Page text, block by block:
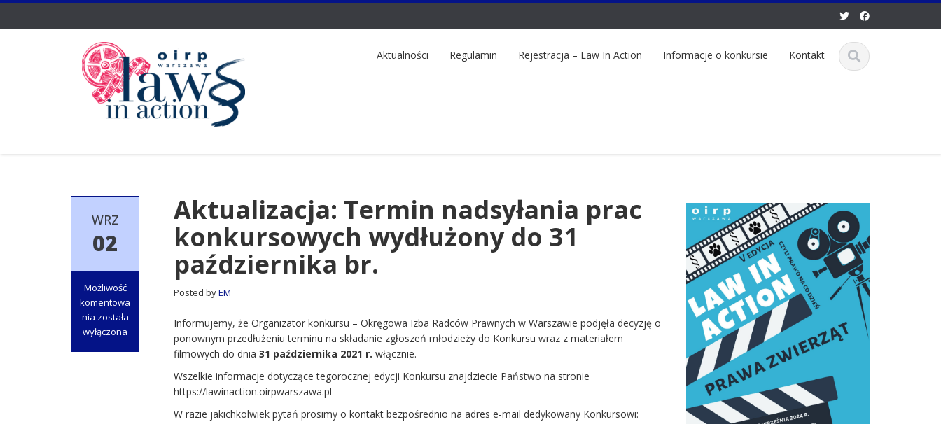
Aktualności Regulamin Rejestracja – Law In Action Informacje o konkursie Kontakt
WRZ
02
Możliwość
komentowa
nia
Aktualizacja:
została
wyłączona
Aktualizacja: Termin nadsyłania prac
konkursowych wydłużony do 31
października br.
Posted byEM
Informujemy, że Organizator konkursu – Okręgowa Izba Radców Prawnych w Warszawie podjęła decyzję o
ponownym przedłużeniu terminu na składanie zgłoszeń młodzieży do Konkursu wraz z materiałem
filmowych do dnia31 października 2021 r. włącznie.
Wszelkie informacje dotyczące tegorocznej edycji Konkursu znajdziecie Państwo na stronie
https://lawinaction.oirpwarszawa.pl
W razie jakichkolwiek pytań prosimy o kontakt bezpośrednio na adres e-mail dedykowany Konkursowi: